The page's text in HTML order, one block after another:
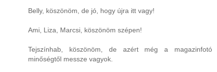
Belly, köszönöm, de jó, hogy újra itt vagy!
Ami, Liza, Marcsi, köszönöm szépen!
Tejszínhab, köszönöm, de azért még a magazinfotó
minőségtől messze vagyok.